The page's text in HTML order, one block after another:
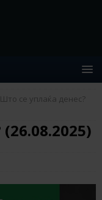
Што се уплаќа денес?